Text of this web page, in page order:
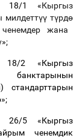
18/1 «Кыргыз
милдеттүү түрдө
жана
»;
2 «Кыргыз
стандарттарын
»;
26/5 «Кыргыз
ченемдик